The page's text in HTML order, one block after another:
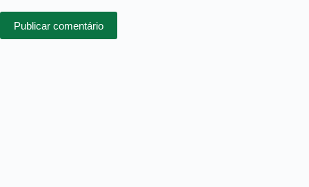
Publicar comentário